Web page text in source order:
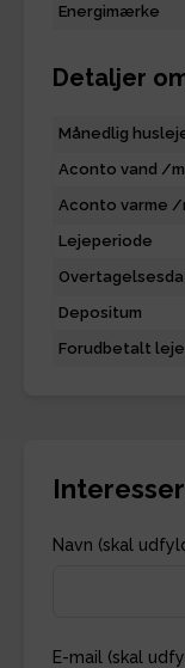
Energimærke
Detaljer
Månedlig
Aconto vand /
Aconto varme /
Lejeperiode
Depositum
Forudbetalt leje
Navn (skal
E-mail (skal